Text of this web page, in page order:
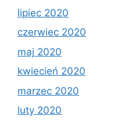
lipiec 2020
czerwiec 2020
maj 2020
kwiecień 2020
marzec 2020
luty 2020